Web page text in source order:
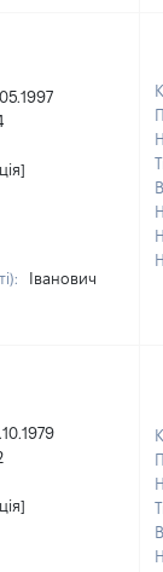
Іванович